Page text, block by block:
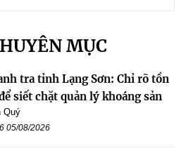
MỤC
tra tỉnh Lạng Sơn: Chỉ rõ tồn
siết chặt quản lý khoáng sản
Quý
05/08/2026